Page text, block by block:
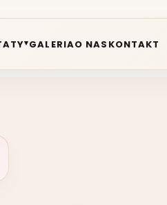
▾GALERIAO NAS KONTAKT